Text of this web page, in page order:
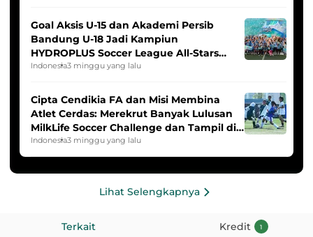
Goal Aksis U-15 dan Akademi Persib
Bandung U-18 Jadi Kampiun
HYDROPLUS Soccer League All-Stars
2025/2026
Indonesia3 minggu yang lalu
Cipta Cendikia FA dan Misi Membina
Atlet Cerdas: Merekrut Banyak Lulusan
MilkLife Soccer Challenge dan Tampil di
HYDROPLUS Soccer League
Indonesia3 minggu yang lalu
Lihat Selengkapnya
Terkait Kredit 1